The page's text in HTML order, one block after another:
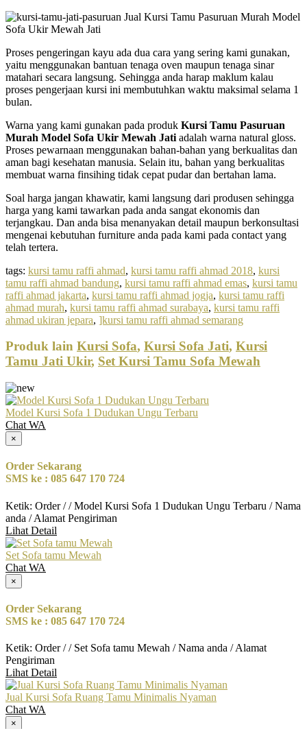
Proses pengeringan kayu ada dua cara yang sering kami gunakan,
yaitu menggunakan bantuan tenaga oven maupun tenaga sinar
matahari secara langsung. Sehingga anda harap maklum kalau
proses pengerjaan kursi ini membutuhkan waktu maksimal selama 1
bulan.
Warna yang kami gunakan pada produk Kursi Tamu Pasuruan
Murah Model Sofa Ukir Mewah Jati adalah warna natural gloss.
Proses pewarnaan menggunakan bahan-bahan yang berkualitas dan
aman bagi kesehatan manusia. Selain itu, bahan yang berkualitas
membuat warna finsihing tidak cepat pudar dan bertahan lama.
Soal harga jangan khawatir, kami langsung dari produsen sehingga
harga yang kami tawarkan pada anda sangat ekonomis dan
terjangkau. Dan anda bisa menanyakan detail maupun berkonsultasi
mengenai kebutuhan furniture anda pada kami pada contact yang
telah tertera.
tags: kursi tamu raffi ahmad, kursi tamu raffi ahmad 2018, kursi
tamu raffi ahmad bandung, kursi tamu raffi ahmad emas, kursi tamu
raffi ahmad jakarta, kursi tamu raffi ahmad jogja, kursi tamu raffi
ahmad murah, kursi tamu raffi ahmad surabaya, kursi tamu raffi
ahmad ukiran jepara, ]kursi tamu raffi ahmad semarang
Produk lain Kursi Sofa, Kursi Sofa Jati, Kursi
Tamu Jati Ukir, Set Kursi Tamu Sofa Mewah
Model Kursi Sofa 1 Dudukan Ungu Terbaru
Chat WA
×
Order Sekarang
SMS ke : 085 647 170 724
Ketik: Order / / Model Kursi Sofa 1 Dudukan Ungu Terbaru / Nama
anda / Alamat Pengiriman
Lihat Detail
Set Sofa tamu Mewah
Chat WA
×
Order Sekarang
SMS ke : 085 647 170 724
Ketik: Order / / Set Sofa tamu Mewah / Nama anda / Alamat
Pengiriman
Lihat Detail
Jual Kursi Sofa Ruang Tamu Minimalis Nyaman
Chat WA
×